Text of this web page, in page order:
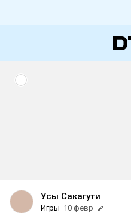
Усы Сакагути
Игры 10 февр